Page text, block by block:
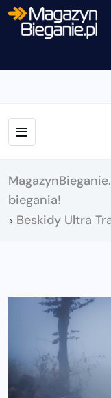
biegania!
> Beskidy Ultra